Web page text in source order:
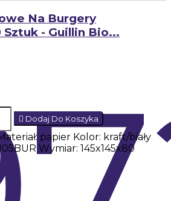
Na Burgery
Sztuk - Guillin Bio...
Dodaj Do Koszyka
papier Kolor: kraft/biały
Wymiar: 145x145x80